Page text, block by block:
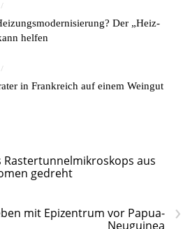
/
Der „Heiz-
helfen
/
in Frankreich auf einem Weingut
Rastertunnelmikroskops aus
gedreht
›
mit Epizentrum vor Papua-
Neuguinea